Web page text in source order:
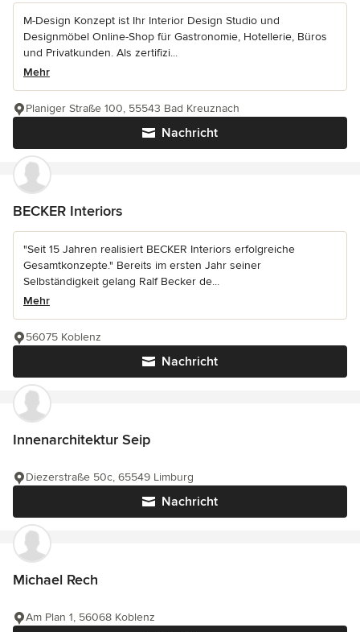
M-Design Konzept ist Ihr Interior Design Studio und
Designmöbel Online-Shop für Gastronomie, Hotellerie, Büros
und Privatkunden. Als zertifizi...
Mehr
Nachricht
Planiger Straße 100, 55543 Bad Kreuznach
BECKER Interiors
"Seit 15 Jahren realisiert BECKER Interiors erfolgreiche
Gesamtkonzepte." Bereits im ersten Jahr seiner
Selbständigkeit gelang Ralf Becker de...
Mehr
Nachricht
56075 Koblenz
Innenarchitektur Seip
Nachricht
Diezerstraße 50c, 65549 Limburg
Michael Rech
Am Plan 1, 56068 Koblenz